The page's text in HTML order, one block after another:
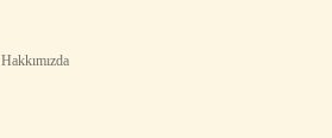
Hakkımızda